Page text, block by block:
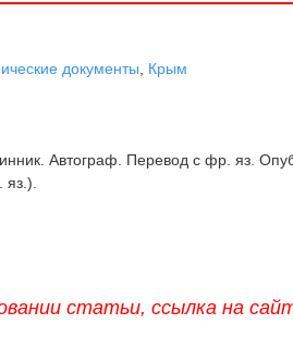
документы, Крым
Автограф. Перевод с фр. яз.
яз.).
статьи, ссылка на